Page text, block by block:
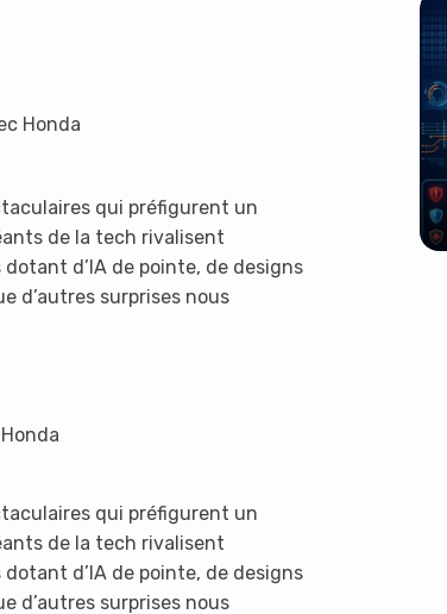
Honda
qui préfigurent un
de la tech rivalisent
d’IA de pointe, de designs
d’autres surprises nous
qui préfigurent un
de la tech rivalisent
d’IA de pointe, de designs
d’autres surprises nous